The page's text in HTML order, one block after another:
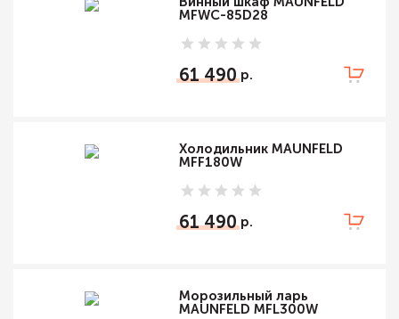
MFWC-85D28
61 490
Холодильник MAUNFELD
MFF180W
61 490
Морозильный ларь
MAUNFELD MFL300W